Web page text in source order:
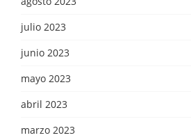
julio 2023
junio 2023
mayo 2023
abril 2023
marzo 2023